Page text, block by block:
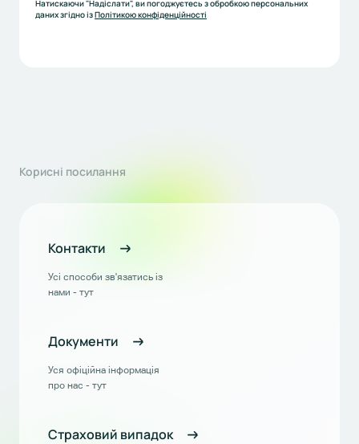
Натискаючи "Надіслати", ви погоджуєтесь з обробкою персональних
даних згідно ізПолітикою конфіденційності
Корисні посилання
Контакти
Усі способи зв'язатись із
нами - тут
Документи
Уся офіційна інформація
про нас - тут
Страховий випадок